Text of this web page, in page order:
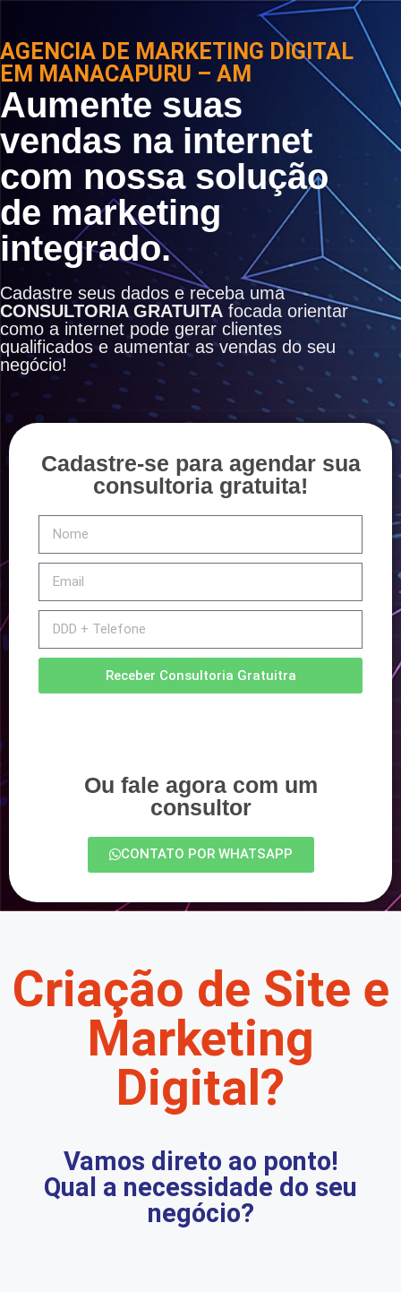
AGENCIA DE MARKETING DIGITAL
EM MANACAPURU – AM
Aumente suas
vendas na internet
com nossa solução
de marketing
integrado.
Cadastre seus dados e receba uma
CONSULTORIA GRATUITA focada orientar
como a internet pode gerar clientes
qualificados e aumentar as vendas do seu
negócio!
Cadastre-se para agendar sua
consultoria gratuita!
Receber Consultoria Gratuitra
Ou fale agora com um
consultor
CONTATO POR WHATSAPP
Criação de Site e
Marketing
Digital?
Vamos direto ao ponto!
Qual a necessidade do seu
negócio?